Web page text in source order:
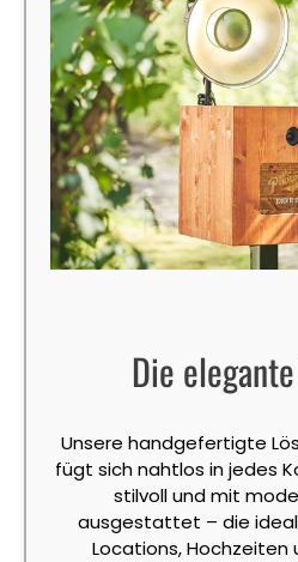
Die
Unsere handgefertigte
fügt sich nahtlos in jedes
stilvoll und mit
ausgestattet – die
Locations, Hochzeiten